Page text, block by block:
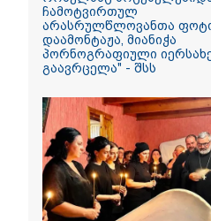
- რომი 1364.80
ჩამოტვირთულ
არასრულწლოვანთა
დაამონტაჟა, მიანიჭა
პორნოგრაფიული
გაავრცელა" - შსს